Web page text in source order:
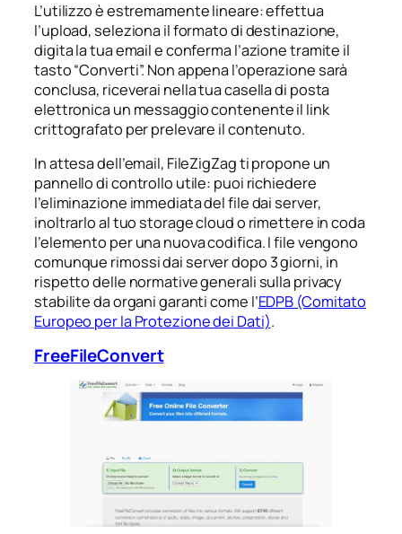
L’utilizzo è estremamente lineare: effettua
l’upload, seleziona il formato di destinazione,
digita la tua email e conferma l’azione tramite il
tasto “Converti”. Non appena l’operazione sarà
conclusa, riceverai nella tua casella di posta
elettronica un messaggio contenente il link
crittografato per prelevare il contenuto.
In attesa dell’email, FileZigZag ti propone un
pannello di controllo utile: puoi richiedere
l’eliminazione immediata del file dai server,
inoltrarlo al tuo storage cloud o rimettere in coda
l’elemento per una nuova codifica. I file vengono
comunque rimossi dai server dopo 3 giorni, in
rispetto delle normative generali sulla privacy
stabilite da organi garanti come l’EDPB (Comitato
Europeo per la Protezione dei Dati).
FreeFileConvert